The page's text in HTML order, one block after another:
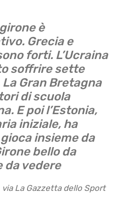
è
Grecia e
forti. L’Ucraina
soffrire sette
Gran Bretagna
di scuola
E poi l’Estonia,
iniziale, ha
insieme da
bello da
da vedere
via La Gazzetta dello Sport